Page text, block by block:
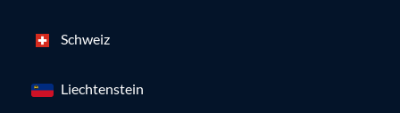
Schweiz
Liechtenstein